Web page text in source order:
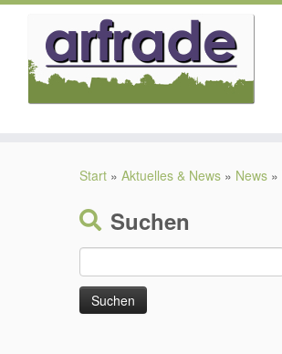
Start » Aktuelles & News » News »
Suchen
nach: